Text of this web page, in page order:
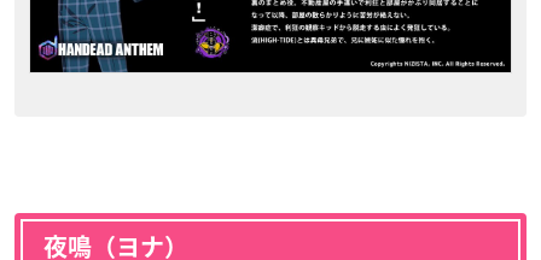
夜鳴（ヨナ）